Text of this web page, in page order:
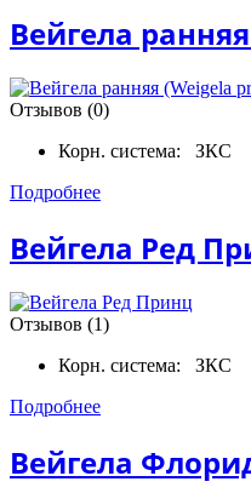
Вейгела
Отзывов (0)
Корн. система:
ЗКС
Подробнее
Вейгела Ред
Отзывов (1)
Корн. система:
ЗКС
Подробнее
Вейгела